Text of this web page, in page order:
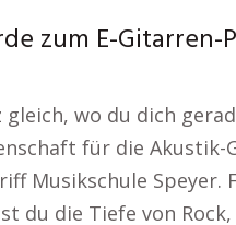
zum E-
gleich, wo du dich
für die
Musikschule
du die Tiefe von